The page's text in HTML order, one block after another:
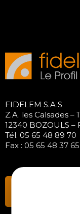
FIDELEM S.A.S
Z.A. les Calsades
12340 BOZOULS –
Tél. 05 65 48 89 70
Fax : 05 65 48 37 65
Contactez-